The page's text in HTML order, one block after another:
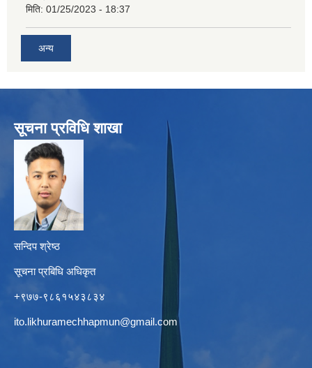
मिति: 01/25/2023 - 18:37
अन्य
सूचना प्रविधि शाखा
सन्दिप श्रेष्ठ
सूचना प्रबिधि अधिकृत
+९७७-९८६१५४३८३४
ito.likhuramechhapmun@gmail.com